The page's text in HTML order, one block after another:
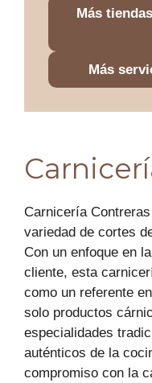
Más
Más
Carnicería
variedad de cortes
Con un enfoque en
cliente, esta
como un referente
solo productos
especialidades
auténticos de la
compromiso con la